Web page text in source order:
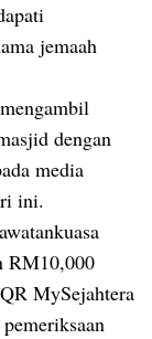
jemaah
dengan
media
ini.
RM10,000
MySejahtera